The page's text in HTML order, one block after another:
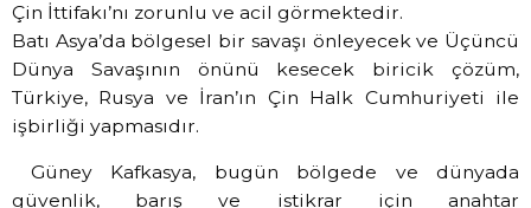
Çin İttifakı’nı zorunlu ve acil görmektedir.
Batı Asya’da bölgesel bir savaşı önleyecek ve Üçüncü
Dünya Savaşının önünü kesecek biricik çözüm,
Türkiye, Rusya ve İran’ın Çin Halk Cumhuriyeti ile
işbirliği yapmasıdır.
Güney Kafkasya, bugün bölgede ve dünyada
güvenlik, barış ve istikrar için anahtar